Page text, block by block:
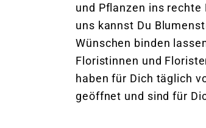
und Pflanzen ins rechte
uns kannst Du
Wünschen binden
Floristinnen und
haben für Dich täglich
geöffnet und sind für